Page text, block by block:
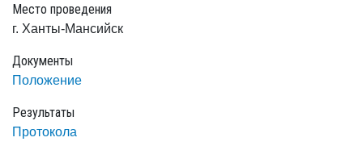
Место проведения
г. Ханты-Мансийск
Документы
Положение
Результаты
Протокола